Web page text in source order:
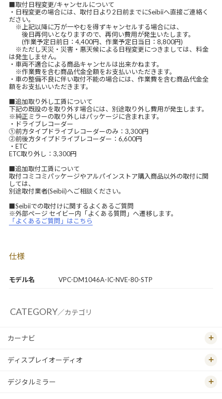
モデル名 VPC-DM1046A-IC-NVE-80-STP
■取付日程変更/キャンセルについて
・日程変更の場合には、取付日より2日前までにSeibiiへ直接ご連絡く
ださい。
※上記以降に万が一やむを得ずキャンセルする場合には、
後日再伺いとなりますので、再伺い費用が発生いたします。
(作業予定日前日：4,400円、作業予定日当日：8,800円)
※ただし天災・災害・悪天候による日程変更につきましては、料金
は発生しません。
・車両不適合による商品キャンセルは出来かねます。
※作業費を含む商品代金全額をお支払いいただきます。
・車の整備不良に伴い取付不能の場合には、作業費を含む商品代金全
額をお支払いいただきます。
■追加取り外し工賃について
下記の既設のを取り外す場合には、別途取り外し費用が発生します。
※純正ミラーの取り外しはパッケージに含まれます。
・ドライブレコーダー
①前方タイプドライブレコーダーのみ：3,300円
②前後方タイプドライブレコーダー：6,600円
・ETC
ETC取り外し：3,300円
■追加取付工賃について
取付コミコミパッケージやアルパインストア購入商品以外の取付に関
しては、
別途取付業者(Seibii)へご相談ください。
■Seibiiでの取付けに関するよくあるご質問
※外部ページ セイビー内「よくある質問」へ遷移します。
「よくあるご質問」はこちら
仕様
CATEGORY／カテゴリ
カーナビ
ディスプレイオーディオ
デジタルミラー